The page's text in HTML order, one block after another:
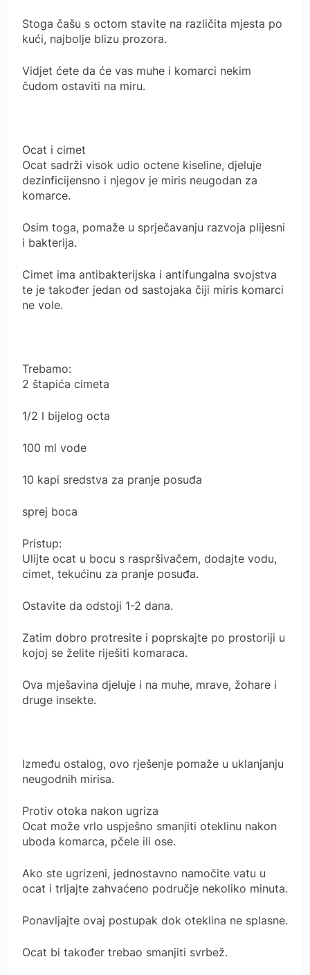
Stoga čašu s octom stavite na različita mjesta po
kući, najbolje blizu prozora.
Vidjet ćete da će vas muhe i komarci nekim
čudom ostaviti na miru.
Ocat i cimet
Ocat sadrži visok udio octene kiseline, djeluje
dezinficijensno i njegov je miris neugodan za
komarce.
Osim toga, pomaže u sprječavanju razvoja plijesni
i bakterija.
Cimet ima antibakterijska i antifungalna svojstva
te je također jedan od sastojaka čiji miris komarci
ne vole.
Trebamo:
2 štapića cimeta
1/2 l bijelog octa
100 ml vode
10 kapi sredstva za pranje posuđa
sprej boca
Pristup:
Ulijte ocat u bocu s raspršivačem, dodajte vodu,
cimet, tekućinu za pranje posuđa.
Ostavite da odstoji 1-2 dana.
Zatim dobro protresite i poprskajte po prostoriji u
kojoj se želite riješiti komaraca.
Ova mješavina djeluje i na muhe, mrave, žohare i
druge insekte.
Između ostalog, ovo rješenje pomaže u uklanjanju
neugodnih mirisa.
Protiv otoka nakon ugriza
Ocat može vrlo uspješno smanjiti oteklinu nakon
uboda komarca, pčele ili ose.
Ako ste ugrizeni, jednostavno namočite vatu u
ocat i trljajte zahvaćeno područje nekoliko minuta.
Ponavljajte ovaj postupak dok oteklina ne splasne.
Ocat bi također trebao smanjiti svrbež.